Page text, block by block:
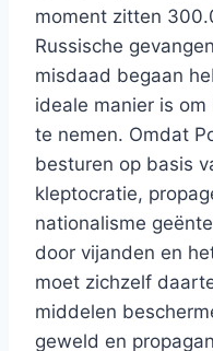
moment zitten
Russische
misdaad begaan
ideale manier is
te nemen. Omdat
besturen op basis
kleptocratie,
nationalisme
door vijanden en
moet zichzelf
middelen
geweld en